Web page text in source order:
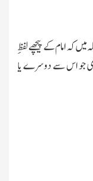
کہ امام کے پیچھے لفظِ
جو اس سے دوسرے یا